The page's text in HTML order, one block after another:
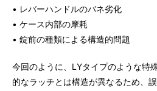
• レバーハンドルのバネ劣化
• ケース内部の摩耗
• 錠前の種類による構造的問題
今回のように、LYタイプのような特
的なラッチとは構造が異なるため、